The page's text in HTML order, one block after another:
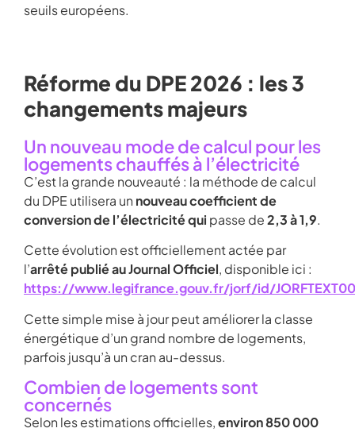
seuils européens.
Réforme du DPE 2026 : les 3
changements majeurs
Un nouveau mode de calcul pour les
logements chauffés à l’électricité
C’est la grande nouveauté : la méthode de calcul
du DPE utilisera un nouveau coefficient de
conversion de l’électricité qui passe de2,3 à 1,9.
Cette évolution est officiellement actée par
l’arrêté publié au Journal Officiel, disponible ici :
https://www.legifrance.gouv.fr/jorf/id/
Cette simple mise à jour peut améliorer la classe
énergétique d’un grand nombre de logements,
parfois jusqu’à un cran au-dessus.
Combien de logements sont
concernés
Selon les estimations officielles,environ 850 000